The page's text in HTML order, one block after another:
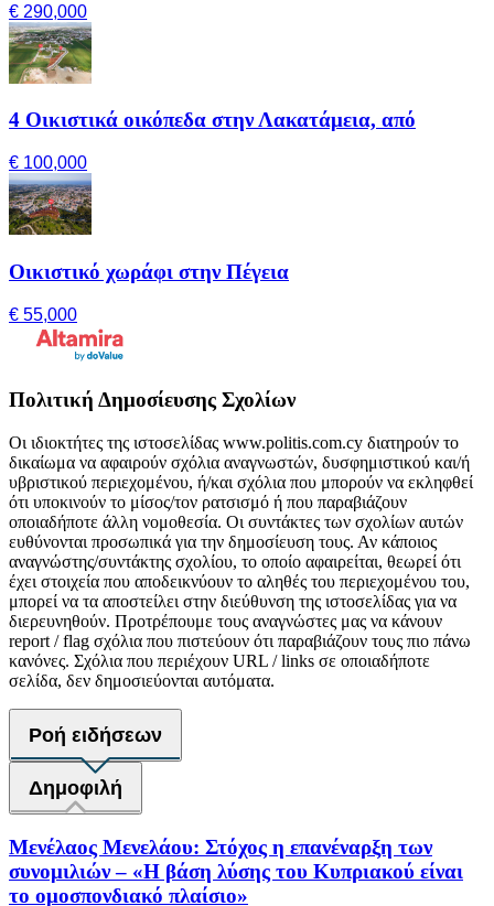
€ 290,000
4 Οικιστικά οικόπεδα στην Λακατάμεια, από
€ 100,000
Οικιστικό χωράφι στην Πέγεια
€ 55,000
Πολιτική Δημοσίευσης Σχολίων
Οι ιδιοκτήτες της ιστοσελίδας www.politis.com.cy διατηρούν το
δικαίωμα να αφαιρούν σχόλια αναγνωστών, δυσφημιστικού και/ή
υβριστικού περιεχομένου, ή/και σχόλια που μπορούν να εκληφθεί
ότι υποκινούν το μίσος/τον ρατσισμό ή που παραβιάζουν
οποιαδήποτε άλλη νομοθεσία. Οι συντάκτες των σχολίων αυτών
ευθύνονται προσωπικά για την δημοσίευση τους. Αν κάποιος
αναγνώστης/συντάκτης σχολίου, το οποίο αφαιρείται, θεωρεί ότι
έχει στοιχεία που αποδεικνύουν το αληθές του περιεχομένου του,
μπορεί να τα αποστείλει στην διεύθυνση της ιστοσελίδας για να
διερευνηθούν. Προτρέπουμε τους αναγνώστες μας να κάνουν
report / flag σχόλια που πιστεύουν ότι παραβιάζουν τους πιο πάνω
κανόνες. Σχόλια που περιέχουν URL / links σε οποιαδήποτε
σελίδα, δεν δημοσιεύονται αυτόματα.
Ροή ειδήσεων
Δημοφιλή
Μενέλαος Μενελάου: Στόχος η επανέναρξη των
συνομιλιών – «Η βάση λύσης του Κυπριακού είναι
το ομοσπονδιακό πλαίσιο»